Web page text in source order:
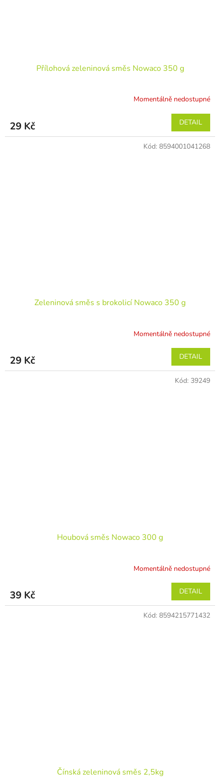
Přílohová zeleninová směs Nowaco 350 g
Momentálně nedostupné
29 Kč DETAIL
Zeleninová směs s brokolicí Nowaco 350 g
Momentálně nedostupné
29 Kč DETAIL
Kód: 8594001041268
Houbová směs Nowaco 300 g
Momentálně nedostupné
39 Kč DETAIL
Kód: 39249
Čínská zeleninová směs 2,5kg
Kód: 8594215771432